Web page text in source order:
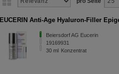
EUCERIN Anti-Age Hyaluron-Filler
Beiersdorf AG Eucerin
19169931
30 ml Konzentrat